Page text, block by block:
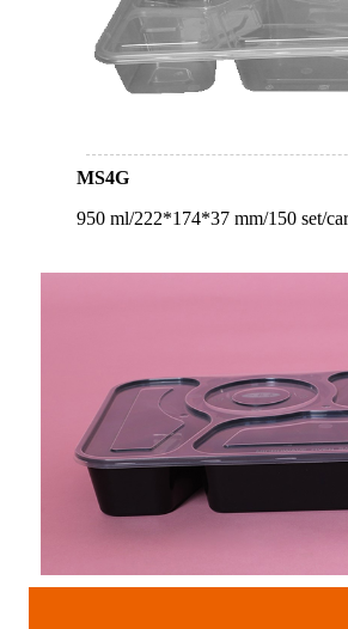
MS4G
950 ml/222*174*37 mm/150 set/